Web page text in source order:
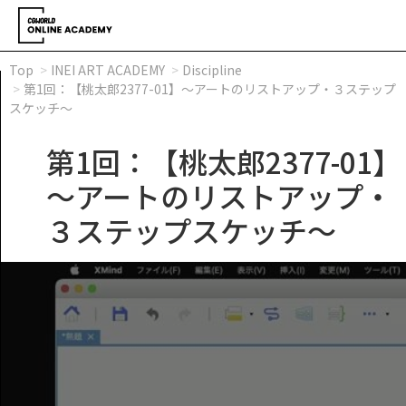
Top INEI ART ACADEMY
Discipline
第1回：【桃太郎2377-01】～アートのリストアップ・３ステップ
スケッチ～
第1回：【桃太郎2377-01】
～アートのリストアップ・
３ステップスケッチ～